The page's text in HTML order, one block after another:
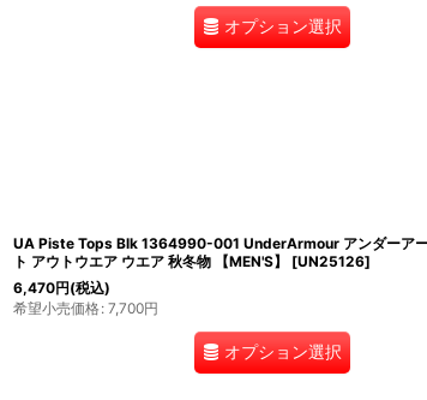
オプション選択
UA Piste Tops Blk 1364990-001 UnderArmour アンダーア
ト アウトウエア ウエア 秋冬物 【MEN'S】
[UN25126]
6,470円(税込)
希望小売価格: 7,700円
オプション選択